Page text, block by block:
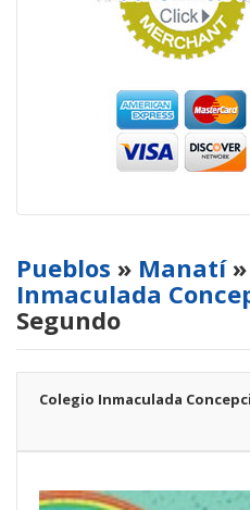
Pueblos » Manatí»
Inmaculada
Segundo
Colegio Inmaculada